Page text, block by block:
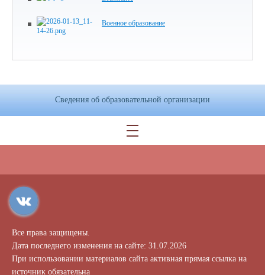
Военное образование
Сведения об образовательной организации
Все права защищены.
Дата последнего изменения на сайте: 31.07.2026
При использовании материалов сайта активная прямая ссылка на
источник обязательна